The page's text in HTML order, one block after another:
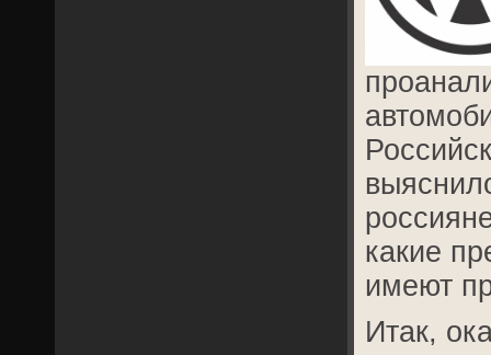
какие
имеют
Итак,